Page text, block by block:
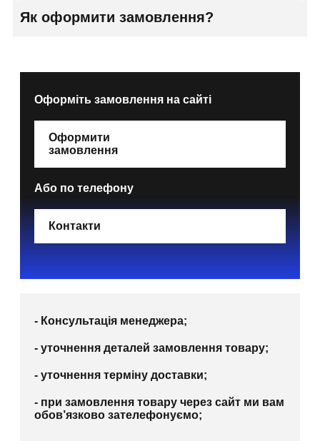
Як оформити замовлення?
Оформіть замовлення на сайті
Оформити
замовлення
Або по телефону
Контакти
- Консультація менеджера;
- уточнення деталей замовлення товару;
- уточнення терміну доставки;
- при замовлення товару через сайт ми вам
обов’язково зателефонуємо;